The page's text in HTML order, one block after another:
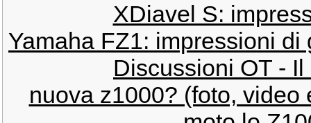
XDiavel S:
Yamaha FZ1: impressioni
Discussioni OT -
nuova z1000? (foto, video